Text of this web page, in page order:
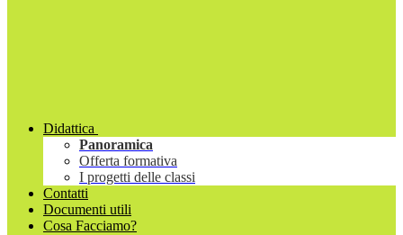
Didattica
Panoramica
Offerta formativa
I progetti delle classi
Contatti
Documenti utili
Cosa Facciamo?